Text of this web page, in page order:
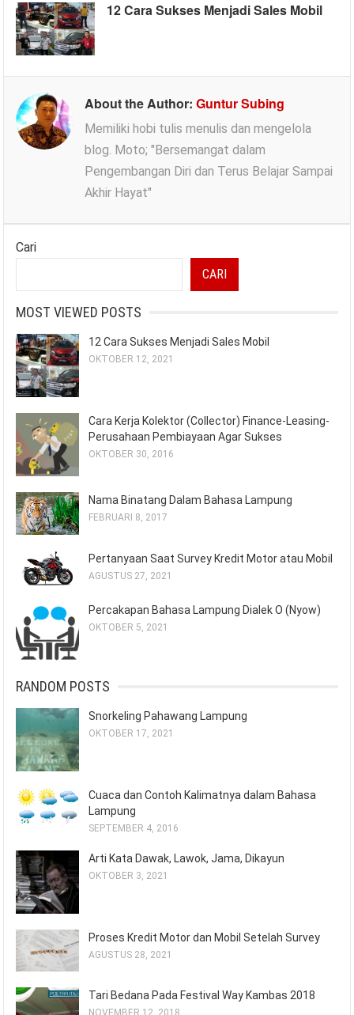
12 Cara Sukses Menjadi Sales Mobil
About the Author:Guntur Subing
Memiliki hobi tulis menulis dan mengelola
blog. Moto; "Bersemangat dalam
Pengembangan Diri dan Terus Belajar Sampai
Akhir Hayat"
Cari
CARI
MOST VIEWED POSTS
12 Cara Sukses Menjadi Sales Mobil
OKTOBER 12, 2021
Cara Kerja Kolektor (Collector) Finance-Leasing-
Perusahaan Pembiayaan Agar Sukses
OKTOBER 30, 2016
Nama Binatang Dalam Bahasa Lampung
FEBRUARI 8, 2017
Pertanyaan Saat Survey Kredit Motor atau Mobil
AGUSTUS 27, 2021
Percakapan Bahasa Lampung Dialek O (Nyow)
OKTOBER 5, 2021
RANDOM POSTS
Snorkeling Pahawang Lampung
OKTOBER 17, 2021
Cuaca dan Contoh Kalimatnya dalam Bahasa
Lampung
SEPTEMBER 4, 2016
Arti Kata Dawak, Lawok, Jama, Dikayun
OKTOBER 3, 2021
Proses Kredit Motor dan Mobil Setelah Survey
AGUSTUS 28, 2021
Tari Bedana Pada Festival Way Kambas 2018